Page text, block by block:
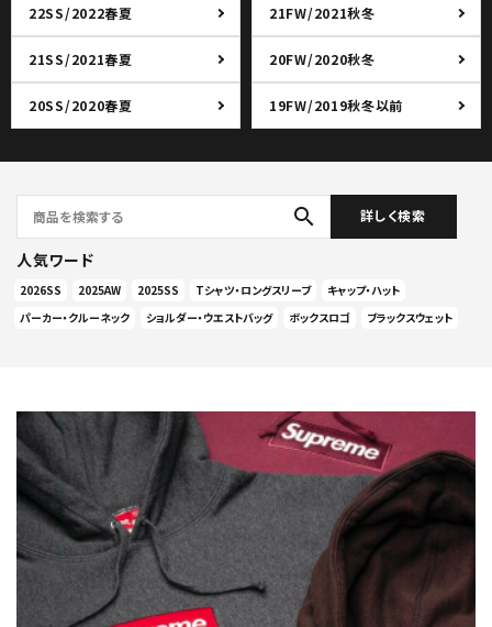
22SS/2022春夏 21FW/2021秋冬
21SS/2021春夏 20FW/2020秋冬
20SS/2020春夏 19FW/2019秋冬以前
search 詳しく検索
人気ワード
2026SS 2025AW 2025SS Tシャツ・ロングスリーブ
キャップ・ハット
パーカー・クルーネック
ショルダー・ウエストバッグ ボックスロゴ ブラックスウェット